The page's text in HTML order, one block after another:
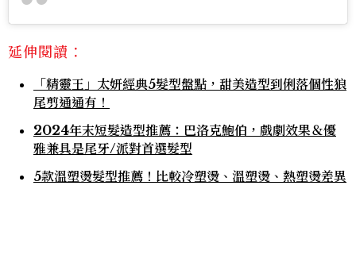
延伸閱讀：
「精靈王」太妍經典5髮型盤點，甜美造型到俐落個性狼
尾剪通通有！
2024年末短髮造型推薦：巴洛克鮑伯，戲劇效果＆優
雅兼具是尾牙/派對首選髮型
5款溫塑燙髮型推薦！比較冷塑燙、溫塑燙、熱塑燙差異